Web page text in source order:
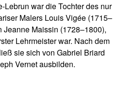
Lebrun war die Tochter des nur
Malers Louis Vigée (1715–
Jeanne Maissin (1728–1800),
Lehrmeister war. Nach dem
sie sich von Gabriel Briard
Vernet ausbilden.